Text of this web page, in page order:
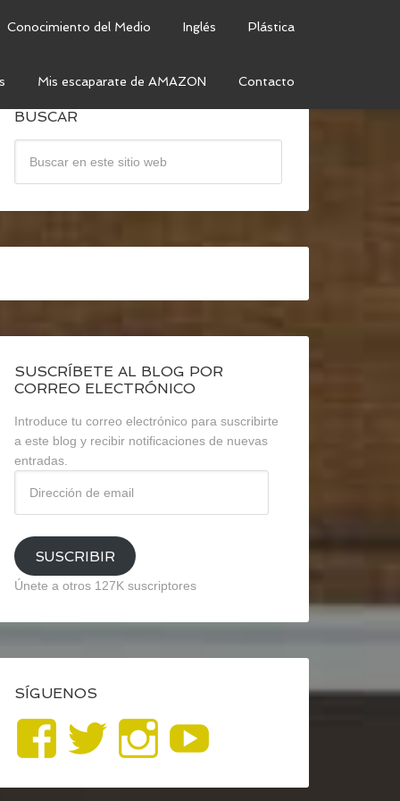
Conocimiento del Medio Inglés Plástica
Mis escaparate de AMAZON Contacto
BUSCAR
SUSCRÍBETE AL BLOG POR
CORREO ELECTRÓNICO
Introduce tu correo electrónico para suscribirte
a este blog y recibir notificaciones de nuevas
entradas.
email
SUSCRIBIR
Únete a otros 127K suscriptores
SÍGUENOS
Ver
perfil
Ver
perfil
Ver
perfil